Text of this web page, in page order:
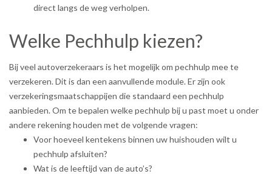
direct langs de weg verholpen.
Welke Pechhulp kiezen?
Bij veel autoverzekeraars is het mogelijk om pechhulp mee te
verzekeren. Dit is dan een aanvullende module. Er zijn ook
verzekeringsmaatschappijen die standaard een pechhulp
aanbieden. Om te bepalen welke pechhulp bij u past moet u onder
andere rekening houden met de volgende vragen:
Voor hoeveel kentekens binnen uw huishouden wilt u
pechhulp afsluiten?
Wat is de leeftijd van de auto’s?